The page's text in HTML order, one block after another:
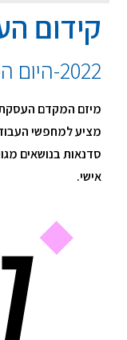
קידום
2022-היום הפעלת מיזם SKEELZ
מציע למחפשי
סדנאות בנושאים
אישי.